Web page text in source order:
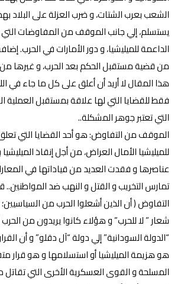
الشعب بعرب الشتات، و ضرب العزلة على
يستسلم، إلي جانب الموقف من المفاوضات
الداعمة للميليشيا، و دور الأمارات في الحرب.
من قضية مستقبل الحكم بعد الحرب، و غيرها
هذا المقال لا أريد أن أعلق على كل ما جاء
فقط للقضايا التي لها علاقة بمستقبل العملية
التي تعتبر جوهر المشكلة..
الموقف من التفاوض: هو أحد القضايا التي
للميليشيا الأمال العراض، من أجل إنقاذ
عناصرها و فقدت العديد من قياداتها في
تمارس التخريب و القتل و النهب ضد المواطنين..
التفاوض ( أن الذين أشعلوا الحرب من
شعار ” لا للحرب” و هؤلاء كانوا يريدون من
“الدولة السودانية” إلي دولة “آل دقلو” و أن
هو هزيمة الميليشيا أو استسلامها و هو قرار
المسلحة و القوى العسكرية الأخرى التي